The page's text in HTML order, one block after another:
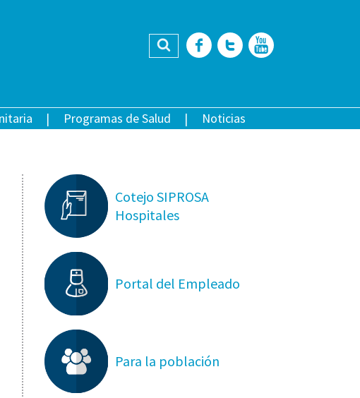
Buscar Facebook
Twitter
Programas de Salud Noticias
Cotejo SIPROSA
Hospitales
Portal del Empleado
Para la población